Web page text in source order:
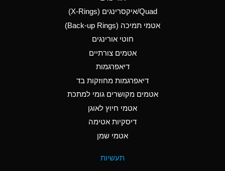
(Aqueous)
Aluminum Phosphate
Ammonia Anhydrous
B
Ammonia Gas (cold)
A
Ammonia Gas (hot)
Quad/איקסרינגים (X-Rings)
אטמי תמיכה (Back-up Rings)
חוטי אורינגים
אטמים צורתיים
דיאפרגמות
דיאפרגמות מחוזקות בד
אטמים מקושרים גומי למתכת
אטמי חיוץ לאוגן
דיסקיות אטימה
אטמי שמן
תעשיות